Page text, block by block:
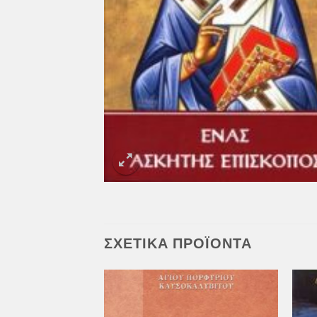
ΣΧΕΤΙΚΆ ΠΡΟΪΌΝΤΑ